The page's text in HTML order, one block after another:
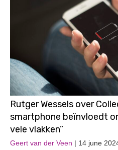
Rutger Wessels over
smartphone beïnvloedt
vele vlakken”
Geert van der Veen | 14 june